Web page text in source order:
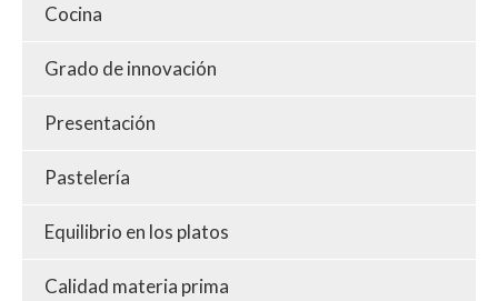
Cocina
Grado de innovación
Presentación
Pastelería
Equilibrio en los platos
Calidad materia prima